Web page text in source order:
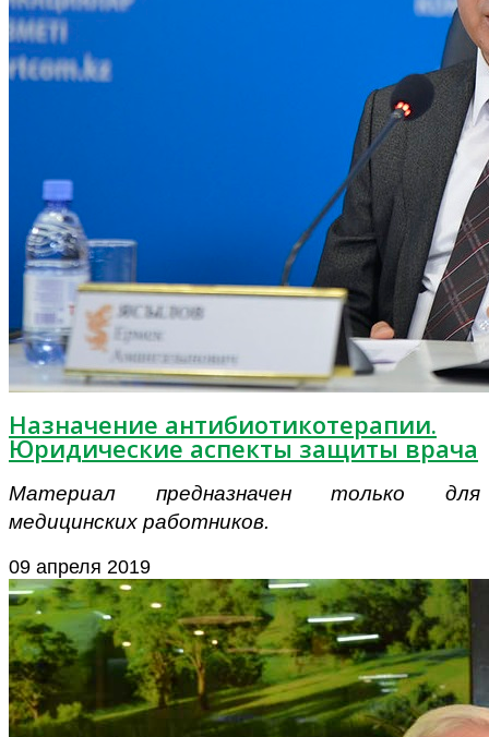
Назначение антибиотикотерапии.
Юридические аспекты защиты врача
Материал предназначен только для
медицинских работников.
09 апреля 2019